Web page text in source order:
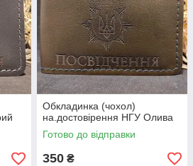
Обкладинка (чохол)
на.достовірення НГУ Олива
Готово до відправки
350 ₴